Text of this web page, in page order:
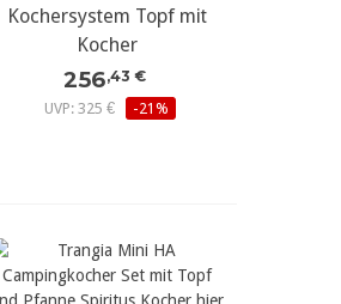
Kochersystem Topf mit
Kocher
256,43 €
UVP: 325 €
-21%